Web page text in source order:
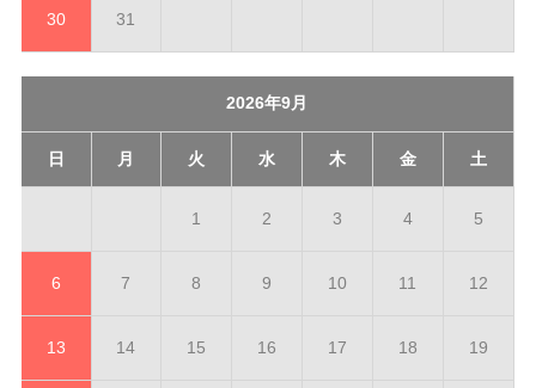
30 31
2026年9月
日 月 火 水 木 金 土
1 2 3 4 5
6 7 8 9 10 11 12
13 14 15 16 17 18 19